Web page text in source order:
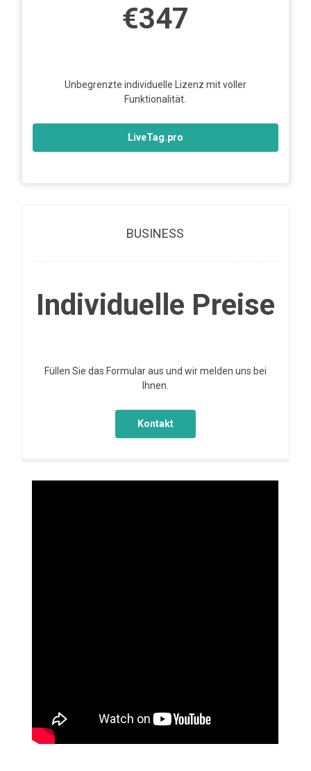
€347
Unbegrenzte individuelle Lizenz mit voller
Funktionalität.
LiveTag.pro
BUSINESS
Individuelle Preise
Füllen Sie das Formular aus und wir melden uns bei
Ihnen.
Kontakt